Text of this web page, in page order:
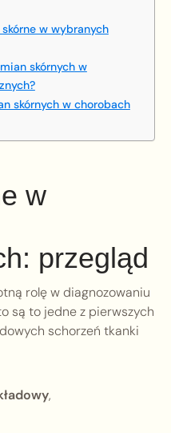
w wybranych
skórnych w
skórnych w chorobach
w
przegląd
rolę w diagnozowaniu
są to jedne z pierwszych
schorzeń tkanki
,